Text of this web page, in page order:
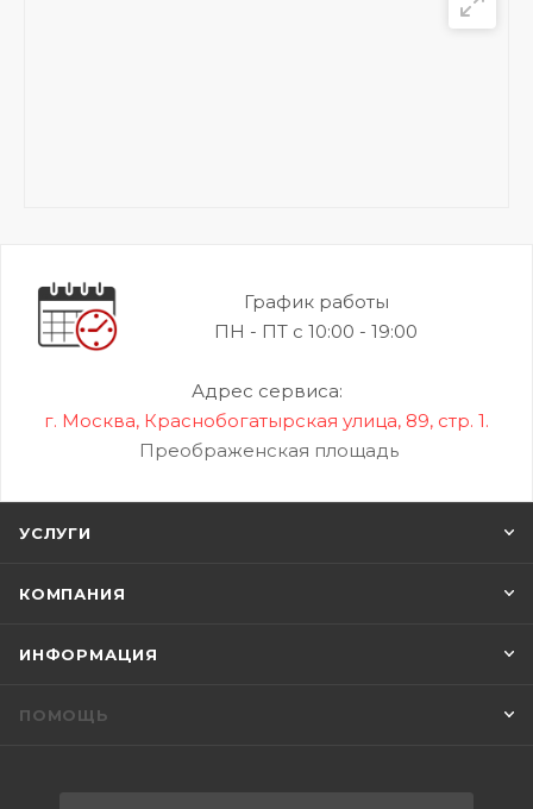
График работы
ПН - ПТ с 10:00 - 19:00
Адрес сервиса:
г. Москва, Краснобогатырская улица, 89, стр. 1.
Преображенская площадь
УСЛУГИ
КОМПАНИЯ
ИНФОРМАЦИЯ
ПОМОЩЬ